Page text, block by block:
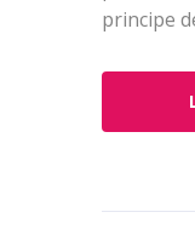
principe